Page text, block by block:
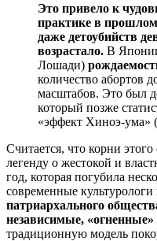
Это привело к
практике в
даже детоубийств
возрастало. В
Лошади)
количество абортов
масштабов. Это был
который позже
«эффект Хиноэ-
Считается, что корни
легенду о жестокой и
год, которая погубила
современные культурологи
патриархального
независимые, «огненные»
традиционную модель